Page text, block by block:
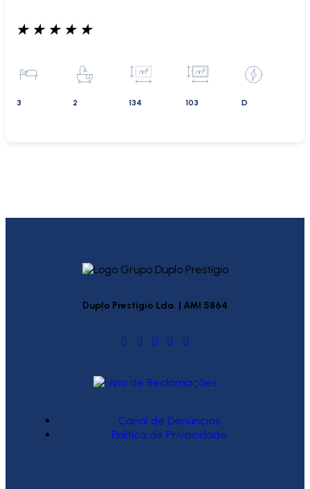
★ ★ ★ ★ ★
3 2 134 103 D
Duplo Prestígio Lda. | AMI 5864
Canal de Denúncias
Política de Privacidade